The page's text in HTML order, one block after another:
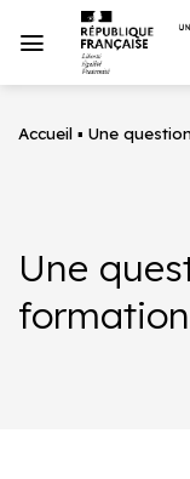
au
Accueil ▪ Une
Une